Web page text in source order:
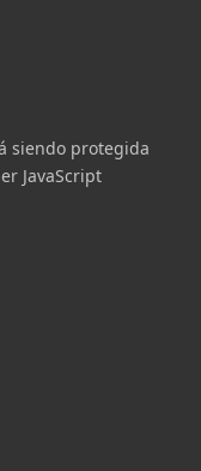
siendo protegida
JavaScript